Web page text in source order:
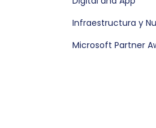
Infraestructura y
Microsoft Partner